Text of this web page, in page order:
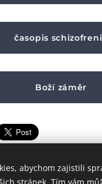
časopis
Boží záměr
abychom zajistili